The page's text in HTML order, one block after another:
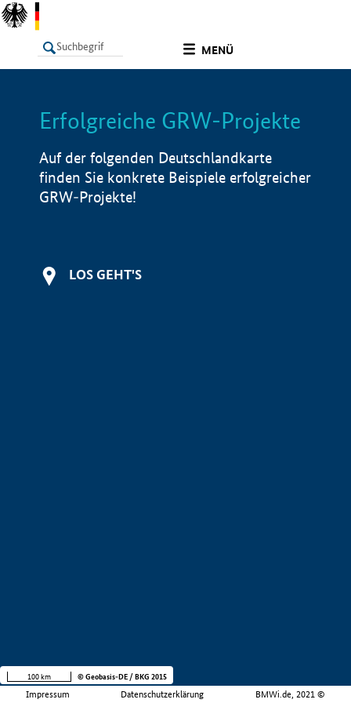
MENÜ
LISTE Info
Erfolgreiche GRW-Projekte
Auf der folgenden Deutschlandkarte
finden Sie konkrete Beispiele erfolgreicher
GRW-Projekte!
LOS GEHT'S
Impressum Datenschutzerklärung BMWi.de, 2021 ©
100 km © Geobasis-DE / BKG 2015